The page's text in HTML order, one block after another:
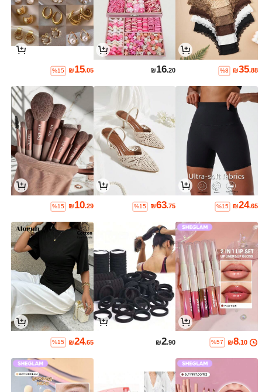
₪35.88
%8
₪16.20
₪15.05
%15
₪24.65
%15
₪63.75
%15
₪10.29
%15
₪8.10
%57
₪2.90
₪24.65
%15